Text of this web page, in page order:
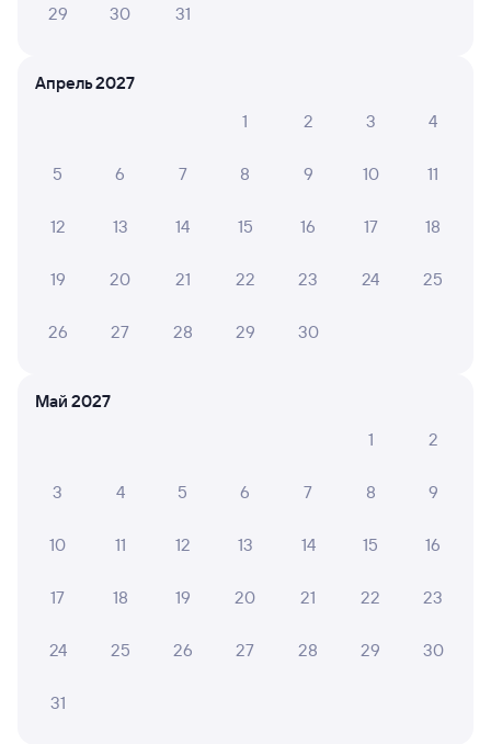
Найдём билет на поезд за вас
Даже если сейчас нет мест
Отели в Ртищеве Все
Отзывы пассажиров Туту о поездах
отрицательные мнения
29 30 31
Апрель 2027
1
2 3 4
5 6 7 8 9 10 11
12 13 14 15 16 17 18
19 20 21 22 23 24 25
26 27 28 29 30
Май 2027
1
2
3 4 5 6 7 8 9
10 11 12 13 14 15 16
17 18 19 20 21 22 23
24 25 26 27 28 29 30
31